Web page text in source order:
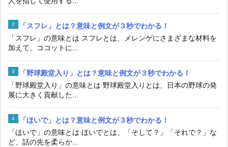
「スフレ」とは？意味と例文が３秒でわかる！
「スフレ」の意味とは スフレとは、メレンゲにさまざまな材料を
加えて、ココットに...
「野球殿堂入り」とは？意味と例文が３秒でわかる！
「野球殿堂入り」の意味とは 野球殿堂入りとは、日本の野球の発
展に大きく貢献した...
「ほいで」とは？意味と例文が３秒でわかる！
「ほいで」の意味とは ほいでとは、「そして？」「それで？」な
ど、話の先を柔らか...